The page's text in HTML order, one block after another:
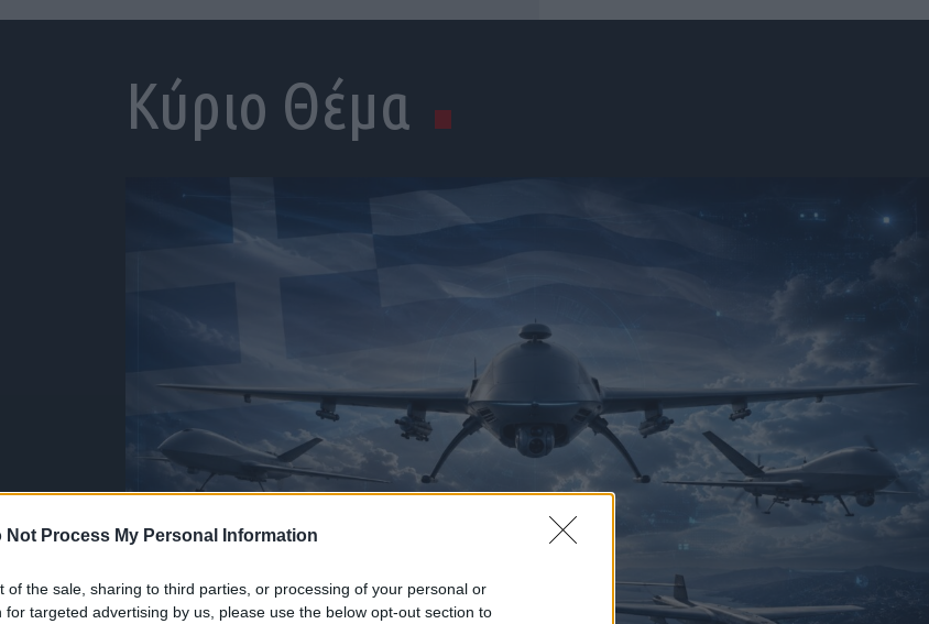
Not Process My Personal Information
of the sale, sharing to third parties, or processing of your personal or
for targeted advertising by us, please use the below opt-out section to
Κύριο Θέμα